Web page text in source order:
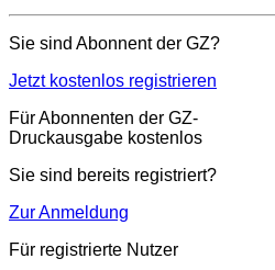
Sie sind Abonnent der GZ?
Jetzt kostenlos registrieren
Für Abonnenten der GZ-
Druckausgabe kostenlos
Sie sind bereits registriert?
Zur Anmeldung
Für registrierte Nutzer